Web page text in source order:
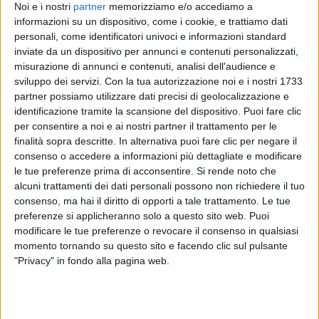
Noi e i nostri partner memorizziamo e/o accediamo a
informazioni su un dispositivo, come i cookie, e trattiamo dati
personali, come identificatori univoci e informazioni standard
inviate da un dispositivo per annunci e contenuti personalizzati,
misurazione di annunci e contenuti, analisi dell'audience e
sviluppo dei servizi. Con la tua autorizzazione noi e i nostri 1733
partner possiamo utilizzare dati precisi di geolocalizzazione e
identificazione tramite la scansione del dispositivo. Puoi fare clic
per consentire a noi e ai nostri partner il trattamento per le
finalità sopra descritte. In alternativa puoi fare clic per negare il
consenso o accedere a informazioni più dettagliate e modificare
le tue preferenze prima di acconsentire. Si rende noto che
alcuni trattamenti dei dati personali possono non richiedere il tuo
consenso, ma hai il diritto di opporti a tale trattamento. Le tue
preferenze si applicheranno solo a questo sito web. Puoi
modificare le tue preferenze o revocare il consenso in qualsiasi
momento tornando su questo sito e facendo clic sul pulsante
"Privacy" in fondo alla pagina web.
“Non vedo l’ora! ”, hacommentatoAnnalisa sui suoi
social nel dare lanotizia . La cantante sarà introdotta
proprio dallospeakerdiRadio Italia, quindi canterà
il nostroinnoprima del fischio d’inizio, davanti ai
4mila e 300 spettatori(20% della capienza dello
stadio) che potrannoassistereal match.
La nostra emittente, media partner ufficiale anche
della FIGC, avrà inoltre unapostazione dedicata per
intrattenereil pubblico durante l’intero pre-partita,
arricchendo così il programma diavvicinamento
all’importante gara che assegnerà laCoppa
Nazionale.